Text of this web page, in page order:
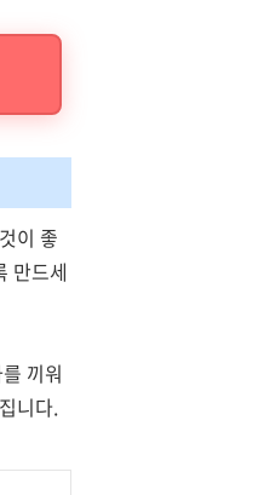
이 좋
만드세
끼워
니다.